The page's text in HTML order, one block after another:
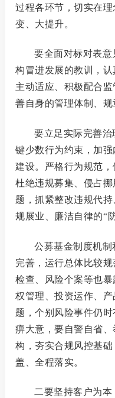
过程各环节，切实在
变、大提升。
要全面对标对表
构冒进发展的教训，认
主动适应、积极配合
善自身的管理体制、规
要立足实际完善
键少数行为约束，加
建设。严格行为规范
杜绝违规募集、侵占
题，抓紧整改违规代
规展业、廉洁自律的“
公募基金制度机
完善，运行总体比较
检查、风险个案等也
权管理、投资运作、
题，个别风险事件仍
痹大意，要自警自省
构，夯实合规风控基
盖、全程落实。
二要坚持客户为本